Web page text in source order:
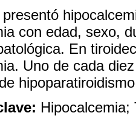
con edad, sexo,
En
Uno de cada